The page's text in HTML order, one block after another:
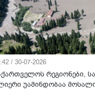
/ 30-07-2026
რეგიონები,
უამინდობაა